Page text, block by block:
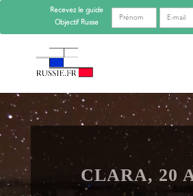
CLARA, 20
Recevez le guide
ObjectifRusse